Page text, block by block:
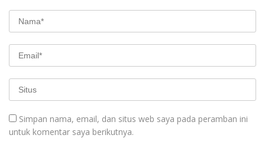
Simpan nama, email, dan situs web saya pada peramban ini
untuk komentar saya berikutnya.